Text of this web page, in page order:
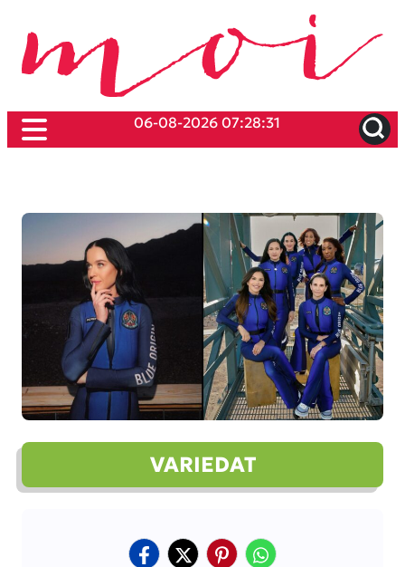
06-08-2026 07:28:31
VARIEDAT